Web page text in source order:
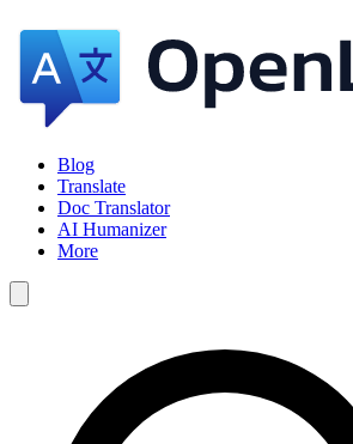
Blog
Translate
Doc Translator
AI Humanizer
More